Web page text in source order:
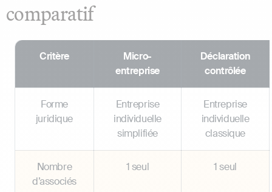
comparatif
Critère
Micro-
entreprise
Déclaration
contrôlée
Forme
juridique
Entreprise
individuelle
simplifiée
Entreprise
individuelle
classique
Nombre
d’associés
1 seul 1 seul